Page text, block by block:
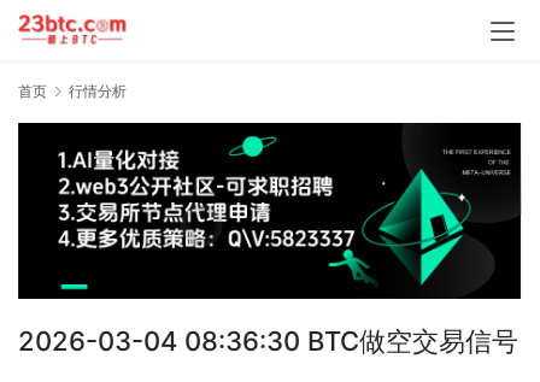
首页 行情分析
2026-03-04 08:36:30 BTC做空交易信号